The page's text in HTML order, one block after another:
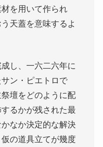
と関連作品
涯と思想背景
ロッパ社会
エフスキー
える現代社会
を用いて作られ
天蓋を意味するよ
し、一六二六年に
ン・ピエトロで
壇をどのように配
るかが残された最
なか決定的な解決
の道具立てが幾度